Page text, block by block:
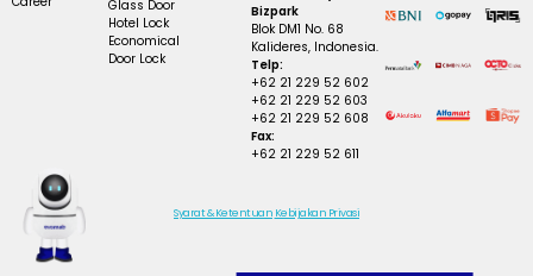
Glass Door
Hotel Lock
Economical
Door Lock
Bizpark
Blok DM1 No. 68
Kalideres, Indonesia.
Telp:
+62 21 229 52 602
+62 21 229 52 603
+62 21 229 52 608
Fax:
+62 21 229 52 611
Syarat & Ketentuan Kebijakan Privasi